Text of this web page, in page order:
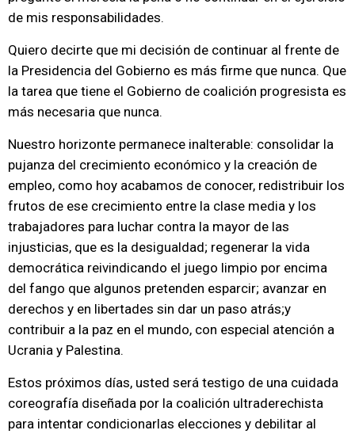
de mis responsabilidades.
Quiero decirte que mi decisión de continuar al frente de
la Presidencia del Gobierno es más firme que nunca. Que
la tarea que tiene el Gobierno de coalición progresista es
más necesaria que nunca.
Nuestro horizonte permanece inalterable: consolidar la
pujanza del crecimiento económico y la creación de
empleo, como hoy acabamos de conocer, redistribuir los
frutos de ese crecimiento entre la clase media y los
trabajadores para luchar contra la mayor de las
injusticias, que es la desigualdad; regenerar la vida
democrática reivindicando el juego limpio por encima
del fango que algunos pretenden esparcir; avanzar en
derechos y en libertades sin dar un paso atrás;y
contribuir a la paz en el mundo, con especial atención a
Ucrania y Palestina.
Estos próximos días, usted será testigo de una cuidada
coreografía diseñada por la coalición ultraderechista
para intentar condicionarlas elecciones y debilitar al